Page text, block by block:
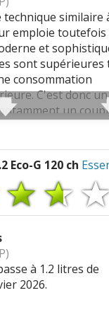
visible sous le
après validation)
Tous les autresavis
donne la
techniques:
ECO-G 100 H4Dt
100 ch a 4600 tr/
cm3
3 cylindres, 4
indirecte,
similaire
emploie toutefois
et
sont supérieures
consommation
C'est donc
un
techniques:
(999 cc)
110 H4Dt
110 ch a 5000 tr/
Eco-G 120 ch
à 1.2 litres de
2026.